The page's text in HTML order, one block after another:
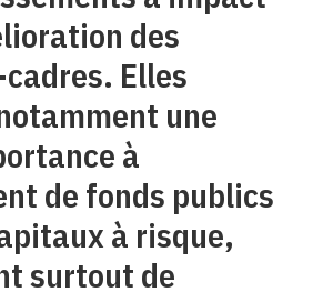
des
Elles
une
à
de fonds publics
à risque,
surtout de